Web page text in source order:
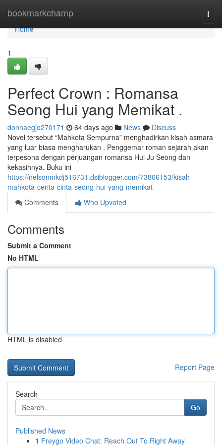
bookmarkchamp
Home
Home
1
Perfect Crown : Romansa
Seong Hui yang Memikat .
donnaegjo270171 64 days ago News
Discuss
Novel tersebut “Mahkota Sempurna” menghadirkan kisah asmara
yang luar biasa mengharukan . Penggemar roman sejarah akan
terpesona dengan perjuangan romansa Hui Ju Seong dan
kekasihnya. Buku ini
https://nelsonmkdj516731.dsiblogger.com/73806153/kisah-
mahkota-cerita-cinta-seong-hui-yang-memikat
Comments
Who Upvoted
Comments
Submit a Comment
No HTML
HTML is disabled
Report Page
Search
Go
Published News
1 Freygo Video Chat: Reach Out To Right Away